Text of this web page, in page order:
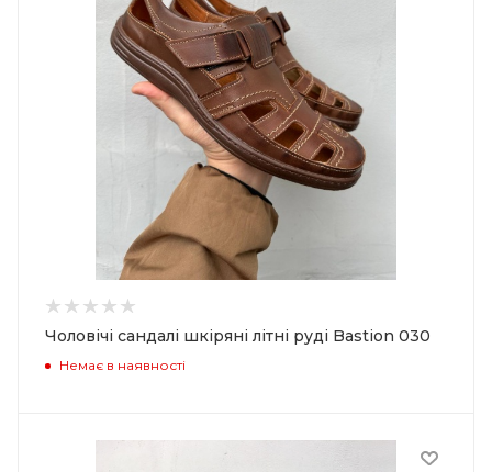
Чоловічі сандалі шкіряні літні руді Bastion 030
Немає в наявності